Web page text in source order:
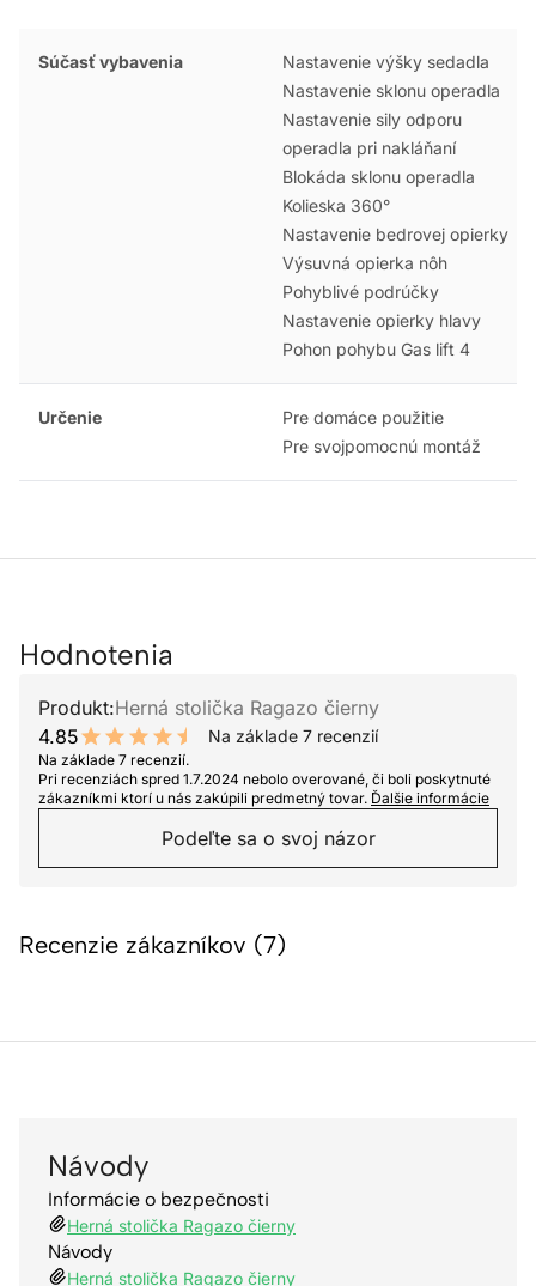
Súčasť vybavenia
Nastavenie výšky sedadla
Nastavenie sklonu operadla
Nastavenie sily odporu
operadla pri nakláňaní
Blokáda sklonu operadla
Kolieska 360°
Nastavenie bedrovej opierky
Výsuvná opierka nôh
Pohyblivé podrúčky
Nastavenie opierky hlavy
Pohon pohybu Gas lift 4
Určenie
Pre domáce použitie
Pre svojpomocnú montáž
Hodnotenia
Produkt:Herná stolička Ragazo čierny
4.85
9.7 out of 10 stars
Na základe 7 recenzií
Na základe 7 recenzií.
Pri recenziách spred 1.7.2024 nebolo overované, či boli poskytnuté
zákazníkmi ktorí u nás zakúpili predmetný tovar. Ďalšie informácie
Podeľte sa o svoj názor
Recenzie zákazníkov (7)
Návody
Informácie o bezpečnosti
Herná stolička Ragazo čierny
Návody
Herná stolička Ragazo čierny